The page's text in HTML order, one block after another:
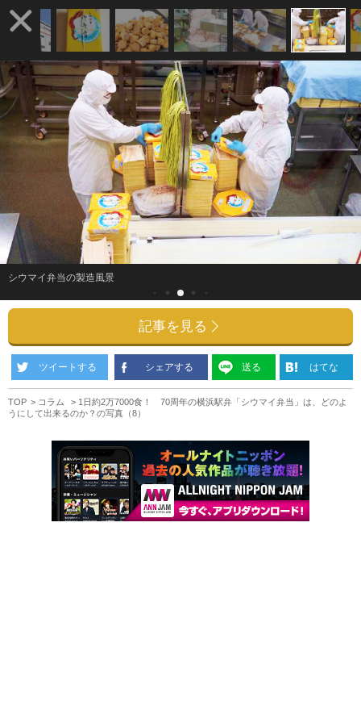
シウマイ弁当の製造風景
記事を見る
ツイートする シェアする 送る はてな
TOP コラム
1日約2万7000食！ 70周年の横浜駅弁「シウマイ弁当」は、どのよ
うにして出来るのか？の写真（8）